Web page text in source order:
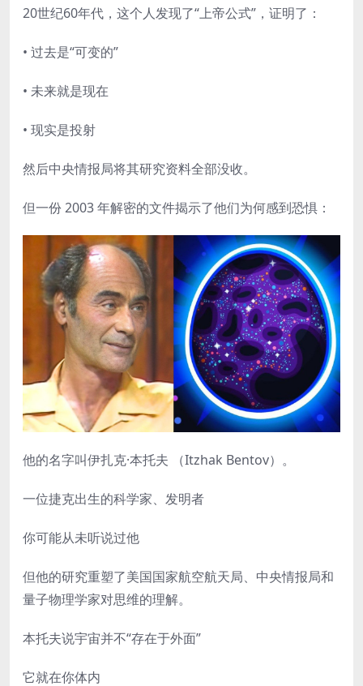
20世纪60年代，这个人发现了“上帝公式”，证明了：
• 过去是“可变的”
• 未来就是现在
• 现实是投射
然后中央情报局将其研究资料全部没收。
但一份 2003 年解密的文件揭示了他们为何感到恐惧：
他的名字叫伊扎克·本托夫 （Itzhak Bentov）。
一位捷克出生的科学家、发明者
你可能从未听说过他
但他的研究重塑了美国国家航空航天局、中央情报局和
量子物理学家对思维的理解。
本托夫说宇宙并不“存在于外面”
它就在你体内